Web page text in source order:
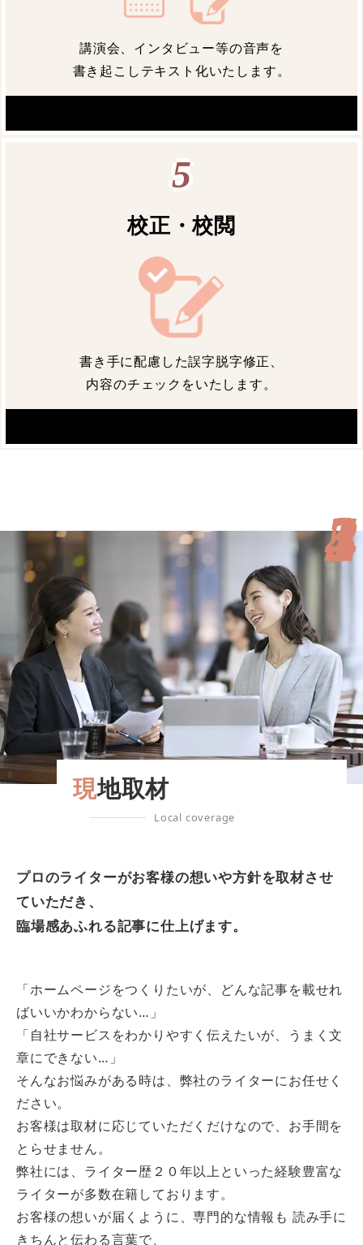
講演会、インタビュー等の音声を
書き起こしテキスト化いたします。
5
校正・校閲
書き手に配慮した誤字脱字修正、
内容のチェックをいたします。
1
現地取材
Local coverage
プロのライターがお客様の想いや方針を取材させ
ていただき、
臨場感あふれる記事に仕上げます。
「ホームページをつくりたいが、どんな記事を載せれ
ばいいかわからない…」
「自社サービスをわかりやすく伝えたいが、うまく文
章にできない…」
そんなお悩みがある時は、弊社のライターにお任せく
ださい。
お客様は取材に応じていただくだけなので、お手間を
とらせません。
弊社には、ライター歴２０年以上といった経験豊富な
ライターが多数在籍しております。
お客様の想いが届くように、専門的な情報も 読み手に
きちんと伝わる言葉で、
2
3
4
5